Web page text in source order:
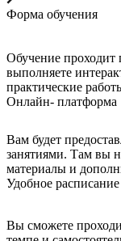
Форма обучения
Обучение
выполняете
практические
Онлайн- платформа
Вам будет
занятиями. Там вы
материалы и
Удобное расписание
Вы сможете